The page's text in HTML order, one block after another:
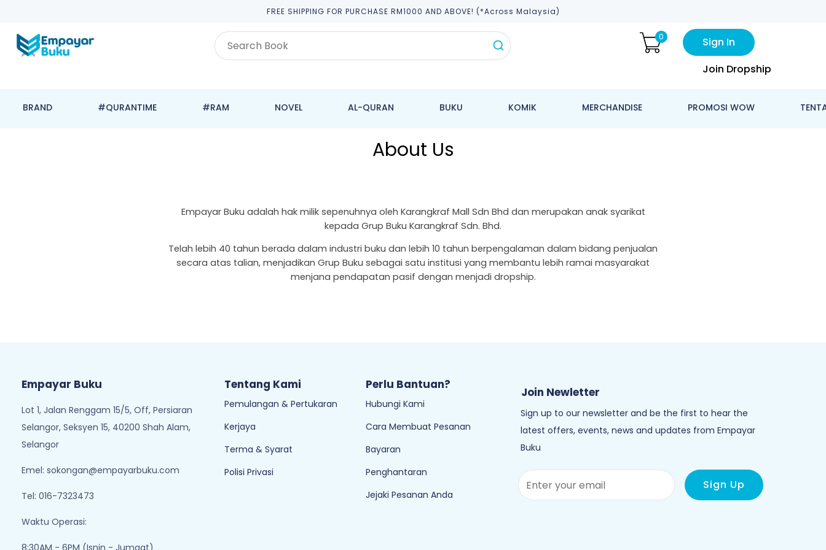
FREE SHIPPING FOR PURCHASE RM1000 AND ABOVE! (*across Malaysia)
0
Sign In
Join Dropship
BRAND #QURANTIME #RAM NOVEL AL-QURAN BUKU KOMIK MERCHANDISE PROMOSI WOW
About Us
Empayar Buku adalah hak milik sepenuhnya oleh Karangkraf Mall Sdn Bhd dan merupakan anak syarikat
kepada Grup Buku Karangkraf Sdn. Bhd.
Telah lebih 40 tahun berada dalam industri buku dan lebih 10 tahun berpengalaman dalam bidang penjualan
secara atas talian, menjadikan Grup Buku sebagai satu institusi yang membantu lebih ramai masyarakat
menjana pendapatan pasif dengan menjadi dropship.
Empayar Buku
Lot 1, Jalan Renggam 15/5, Off, Persiaran
Selangor, Seksyen 15, 40200 Shah Alam,
Selangor
Emel: sokongan@empayarbuku.com
Tel: 016-7323473
Waktu Operasi:
8:30AM - 6PM (Isnin - Jumaat)
Tentang Kami
Pemulangan & Pertukaran
Kerjaya
Terma & Syarat
Polisi Privasi
Perlu Bantuan?
Hubungi Kami
Cara Membuat Pesanan
Bayaran
Penghantaran
Jejaki Pesanan Anda
Join Newletter
Sign up to our newsletter and be the first to hear the
latest offers, events, news and updates from Empayar
Buku